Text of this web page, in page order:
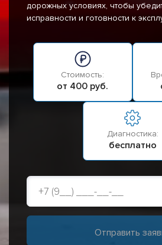
дорожных условиях, чтобы
исправности и готовности к
Стоимость:
от 400 руб.
Диагностика:
бесплатно